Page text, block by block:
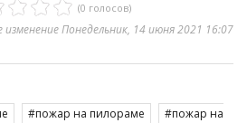
(0 голосов)
изменение Понедельник, 14 июня 2021 16:07
пожар на пилораме
пожар на